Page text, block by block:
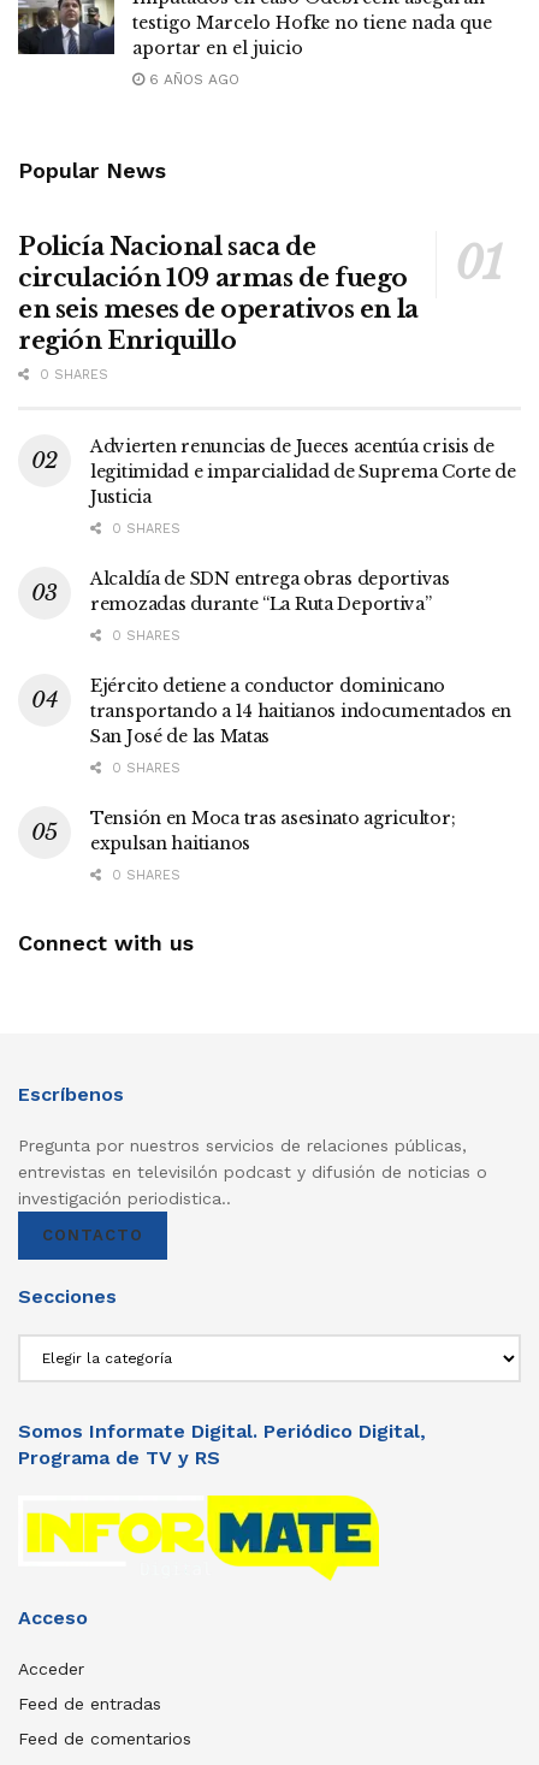
testigo Marcelo Hofke no tiene nada que
aportar en el juicio
6 AÑOS AGO
Popular News
Policía Nacional saca de
circulación 109 armas de fuego
en seis meses de operativos en la
región Enriquillo
0 SHARES
Advierten renuncias de Jueces acentúa crisis de
legitimidad e imparcialidad de Suprema Corte de
Justicia
0 SHARES
Alcaldía de SDN entrega obras deportivas
remozadas durante “La Ruta Deportiva”
0 SHARES
Ejército detiene a conductor dominicano
transportando a 14 haitianos indocumentados en
San José de las Matas
0 SHARES
Tensión en Moca tras asesinato agricultor;
expulsan haitianos
0 SHARES
Connect with us
Escríbenos
Pregunta por nuestros servicios de relaciones públicas,
entrevistas en televisilón podcast y difusión de noticias o
investigación periodistica..
CONTACTO
Secciones
Somos Informate Digital. Periódico Digital,
Programa de TV y RS
Acceso
Acceder
Feed de entradas
Feed de comentarios